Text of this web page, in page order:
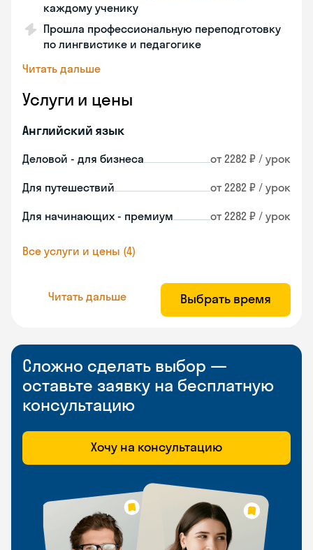
каждому ученику
Прошла профессиональную переподготовку
по лингвистике и педагогике
Читать дальше
Услуги и цены
Английский язык
Деловой - для бизнеса от 2282 ₽ / урок
Для путешествий от 2282 ₽ / урок
Для начинающих - премиум от 2282 ₽ / урок
Все услуги и цены (4)
Читать дальше Выбрать время
Сложно сделать выбор —
оставьте заявку на бесплатную
консультацию
Хочу на консультацию